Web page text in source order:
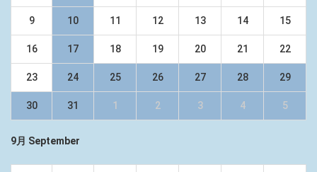
9 10 11 12 13 14 15
16 17 18 19 20 21 22
23 24 25 26 27 28 29
30 31 1 2 3 4 5
9月 September